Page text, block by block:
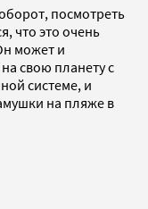
посмотреть
что это очень
может и
свою планету с
системе, и
на пляже в